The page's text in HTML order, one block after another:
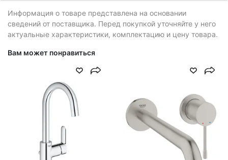
Информация о товаре представлена на основании
сведений от поставщика. Перед покупкой уточняйте у него
актуальные характеристики, комплектацию и цену товара.
Вам может понравиться